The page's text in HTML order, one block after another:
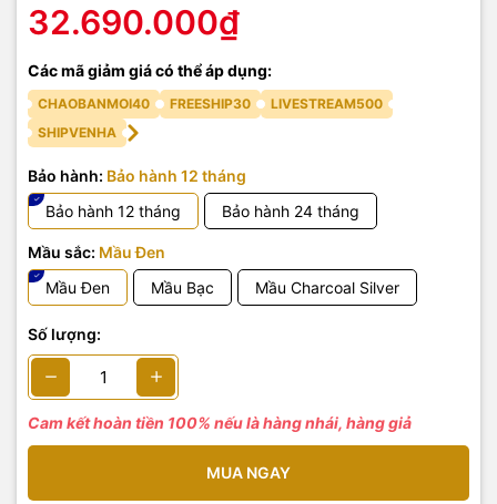
32.690.000₫
Các mã giảm giá có thể áp dụng:
CHAOBANMOI40 FREESHIP30
LIVESTREAM500
SHIPVENHA
Bảo hành: Bảo hành 12 tháng
Bảo hành 12 tháng
Bảo hành 24 tháng
Mầu sắc: Mầu Đen
Mầu Đen
Mầu Bạc Mầu Charcoal Silver
Số lượng:
Cam kết hoàn tiền 100% nếu là hàng nhái, hàng giả
MUA NGAY